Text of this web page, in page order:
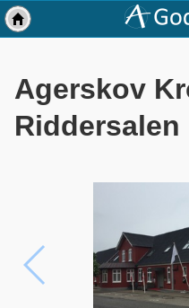
Agerskov
Riddersalen